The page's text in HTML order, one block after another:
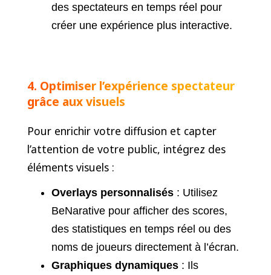
des spectateurs en temps réel pour
créer une expérience plus interactive.
4. Optimiser l’expérience spectateur
grâce aux visuels
Pour enrichir votre diffusion et capter
l’attention de votre public, intégrez des
éléments visuels :
Overlays personnalisés: Utilisez
BeNarative pour afficher des scores,
des statistiques en temps réel ou des
noms de joueurs directement à l’écran.
Graphiques dynamiques: Ils